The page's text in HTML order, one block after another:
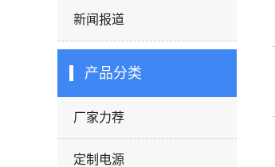
新闻报道
产品分类
厂家力荐
定制电源